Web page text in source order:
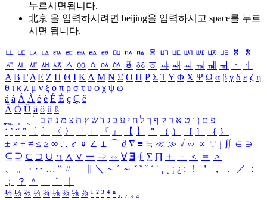
누르시면됩니다.
北京 을 입력하시려면 beijing을 입력하시고 space를 누르
시면 됩니다.
ㅥ ㅦ ㅧ ㅨ ㅩ ㅪ ㅫ ㅬ ㅭ ㅮ ㅯ ㅰ ㅱ ㅲ ㅳ ㅴ ㅵ ㅶ ㅷ ㅸ
ㅹ
ㅺ ㅻ ㅼ ㅽ ㅾ ㅿ ㆀ ㆁ ㆂ ㆃ ㆄ ㆅ ㆆ ㆇ ㆈ ㆉ ㆊ ㆋ ㆌ ㆍ
ㆎ
Α Β ΓΔ Ε Ζ Η Θ Ι ΚΛ Μ Ν Ξ Ο Π Ρ Σ ΤΥ Φ Χ Ψ Ω α β γ δ ε ζ η
θ ι κ λ μ ν ξ ο π ρ σ τ υ φ χ ψ ω
á à Á À é è É È ç Ç ê
Ä Ö Ü ä ö ü ß
ִֶֹ ֻּ ׁׂ פ ם ן ו ט א ר ק ף ך ל ח י ע כ ג ד ש ץ ת צ מ נ ה ב
‘ ’ “ ” 〔 〕 〈 〉 「 」 『 』 【 】 ＂ （ ） ［ ］ ｛ ｝
± × ÷ ≠ ≤ ≥ ∞ ∴ ♂ ♀ ∠ ⊥ ⌒ ∂ ∇ ≡ ≒ ≪ ≫ √ ∽ ∝ ∵ ∫ ∬ ∈ ∋
⊆ ⊇ ⊂ ⊃ ∪ ∩ ∧ ∨ ￢ ⇒ ⇔ ∀ ∃ ∮ ∑ ∏ ＋ － ＜ ＝
＞
、
。 · ‥ … ¨ 〃 ― ＼ ∼ ´ ～ ˇ ˘ ˝ ˚ ˙ ¸ ¡ ¿ ː ！ ＇ ， ． ／
：
；
？ ＾ ｀
½ ⅓ ⅔ ¼ ¾ ⅛ ⅜ ⅝ ⅞ ¹ ² ³ ⁴ ⁿ ₁ ₂ ₃ ₄